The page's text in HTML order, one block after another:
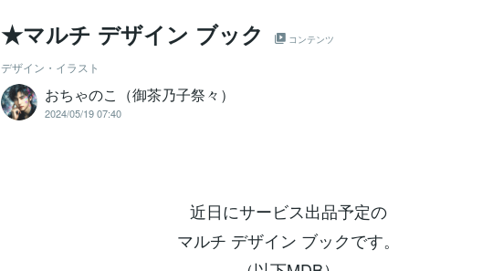
★マルチ デザイン ブック コンテンツ
デザイン・イラスト
おちゃのこ（御茶乃子祭々）
2024/05/19 07:40
近日にサービス出品予定の
マルチ デザイン ブックです。